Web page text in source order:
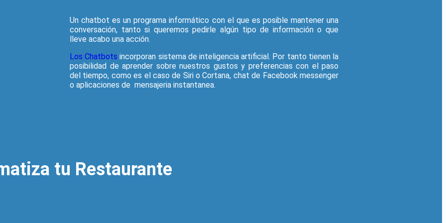
Un chatbot es un programa informático con el que es posible mantener una
conversación, tanto si queremos pedirle algún tipo de información o que
lleve acabo una acción.
Los Chatbots incorporan sistema de inteligencia artificial. Por tanto tienen la
posibilidad de aprender sobre nuestros gustos y preferencias con el paso
del tiempo, como es el caso de Siri o Cortana, chat de Facebook messenger
o aplicaciones de mensajeria instantanea.
tu Restaurante